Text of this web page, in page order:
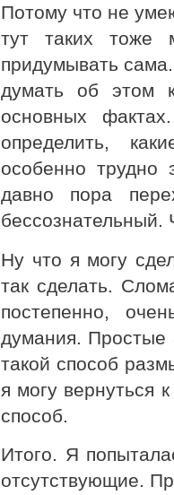
Потому что не
тут таких
придумывать
думать об этом
основных
определить,
особенно
давно пора
бессознательный.
Ну что я могу
так сделать.
постепенно,
думания. Простые
такой способ
я могу вернуться
способ.
Итого. Я
отсутствующие.